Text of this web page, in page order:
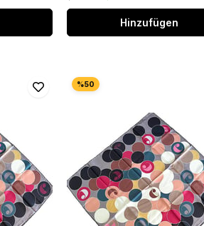
Hinzufügen